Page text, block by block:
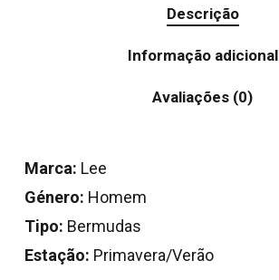
Descrição
Informação adicional
Avaliações (0)
Marca: Lee
Género: Homem
Tipo: Bermudas
Estação: Primavera/Verão